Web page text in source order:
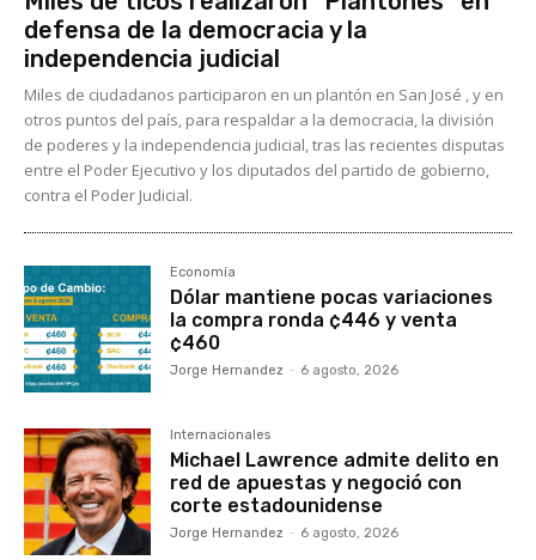
defensa de la democracia y la
independencia judicial
Miles de ciudadanos participaron en un plantón en San José , y en
otros puntos del país, para respaldar a la democracia, la división
de poderes y la independencia judicial, tras las recientes disputas
entre el Poder Ejecutivo y los diputados del partido de gobierno,
contra el Poder Judicial.
Economía
Dólar mantiene pocas variaciones
la compra ronda ¢446 y venta
¢460
Jorge Hernandez - 6 agosto, 2026
Internacionales
Michael Lawrence admite delito en
red de apuestas y negoció con
corte estadounidense
Jorge Hernandez - 6 agosto, 2026